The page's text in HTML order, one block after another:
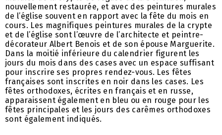
nouvellement restaurée, et avec des peintures murales
de l’église souvent en rapport avec la fête du mois en
cours. Les magnifiques peintures murales de la crypte
et de l’église sont l’œuvre de l’architecte et peintre-
décorateur Albert Benois et de son épouse Marguerite.
Dans la moitié inférieure du calendrier figurent les
jours du mois dans des cases avec un espace suffisant
pour inscrire ses propres rendez-vous. Les fêtes
françaises sont inscrites en noir dans les cases. Les
fêtes orthodoxes, écrites en français et en russe,
apparaissent également en bleu ou en rouge pour les
fêtes principales et les jours des carêmes orthodoxes
sont également indiqués.